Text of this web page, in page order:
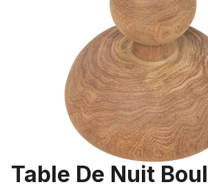
Table De Nuit